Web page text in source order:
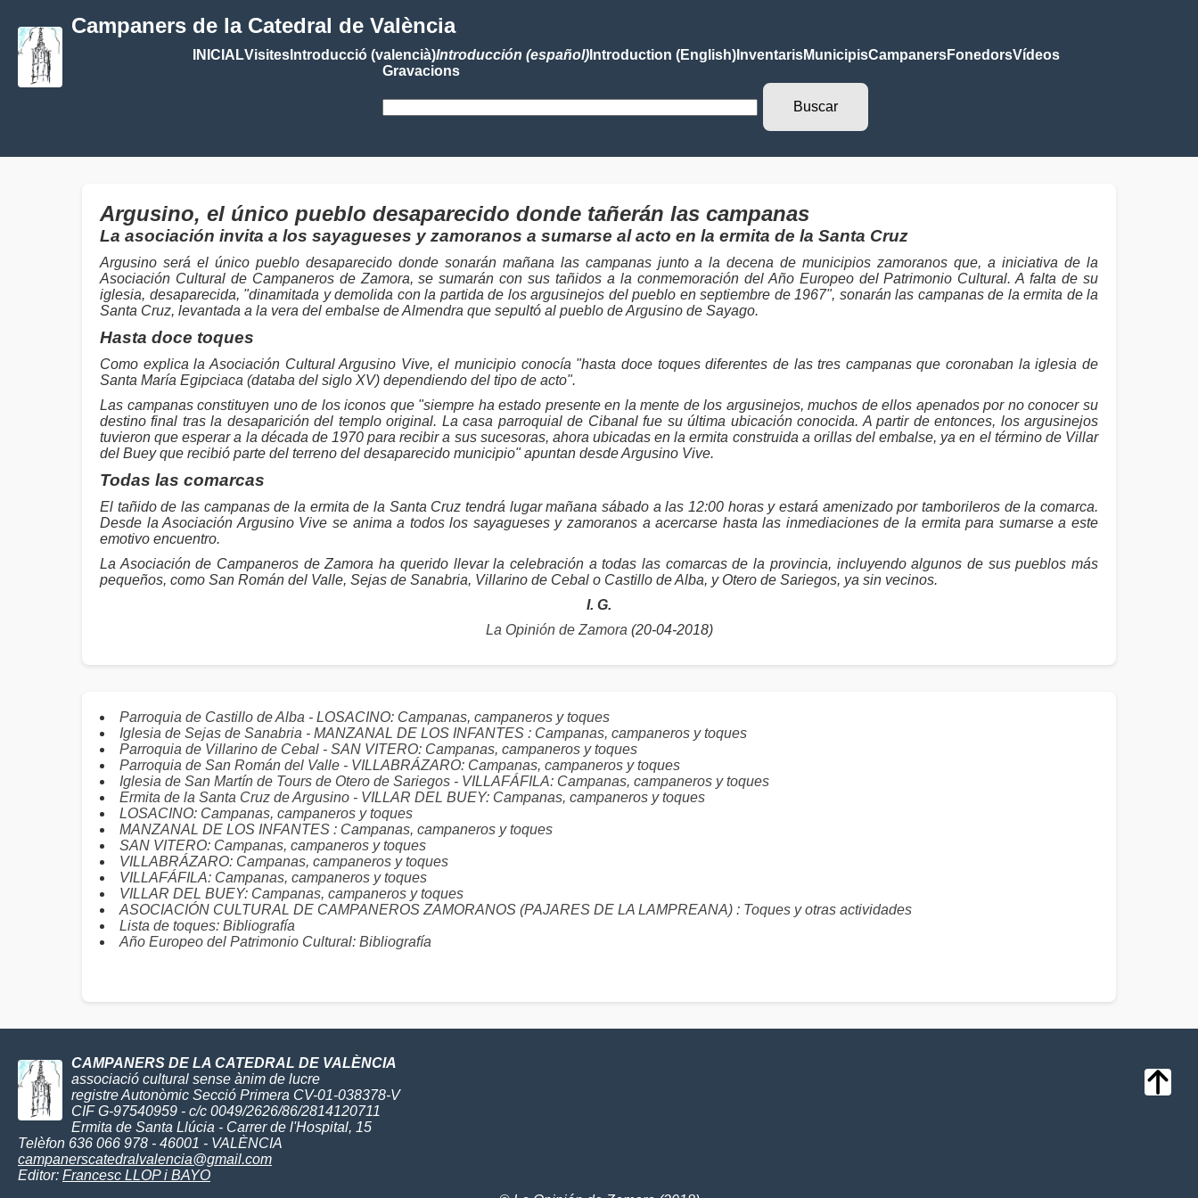
Campaners de la Catedral de València
INICIALVisitesIntroducció (valencià)Introducción (español)Introduction (English)InventarisMunicipisCampanersFonedorsVídeos
Gravacions
Argusino, el único pueblo desaparecido donde tañerán las campanas
La asociación invita a los sayagueses y zamoranos a sumarse al acto en la ermita de la Santa Cruz
Argusino será el único pueblo desaparecido donde sonarán mañana las campanas junto a la decena de municipios zamoranos que, a iniciativa de la
Asociación Cultural de Campaneros de Zamora, se sumarán con sus tañidos a la conmemoración del Año Europeo del Patrimonio Cultural. A falta de su
iglesia, desaparecida, "dinamitada y demolida con la partida de los argusinejos del pueblo en septiembre de 1967", sonarán las campanas de la ermita de la
Santa Cruz, levantada a la vera del embalse de Almendra que sepultó al pueblo de Argusino de Sayago.
Hasta doce toques
Como explica la Asociación Cultural Argusino Vive, el municipio conocía "hasta doce toques diferentes de las tres campanas que coronaban la iglesia de
Santa María Egipciaca (databa del siglo XV) dependiendo del tipo de acto".
Las campanas constituyen uno de los iconos que "siempre ha estado presente en la mente de los argusinejos, muchos de ellos apenados por no conocer su
destino final tras la desaparición del templo original. La casa parroquial de Cibanal fue su última ubicación conocida. A partir de entonces, los argusinejos
tuvieron que esperar a la década de 1970 para recibir a sus sucesoras, ahora ubicadas en la ermita construida a orillas del embalse, ya en el término de Villar
del Buey que recibió parte del terreno del desaparecido municipio" apuntan desde Argusino Vive.
Todas las comarcas
El tañido de las campanas de la ermita de la Santa Cruz tendrá lugar mañana sábado a las 12:00 horas y estará amenizado por tamborileros de la comarca.
Desde la Asociación Argusino Vive se anima a todos los sayagueses y zamoranos a acercarse hasta las inmediaciones de la ermita para sumarse a este
emotivo encuentro.
La Asociación de Campaneros de Zamora ha querido llevar la celebración a todas las comarcas de la provincia, incluyendo algunos de sus pueblos más
pequeños, como San Román del Valle, Sejas de Sanabria, Villarino de Cebal o Castillo de Alba, y Otero de Sariegos, ya sin vecinos.
I. G.
La Opinión de Zamora (20-04-2018)
Parroquia de Castillo de Alba - LOSACINO: Campanas, campaneros y toques
Iglesia de Sejas de Sanabria - MANZANAL DE LOS INFANTES : Campanas, campaneros y toques
Parroquia de Villarino de Cebal - SAN VITERO: Campanas, campaneros y toques
Parroquia de San Román del Valle - VILLABRÁZARO: Campanas, campaneros y toques
Iglesia de San Martín de Tours de Otero de Sariegos - VILLAFÁFILA: Campanas, campaneros y toques
Ermita de la Santa Cruz de Argusino - VILLAR DEL BUEY: Campanas, campaneros y toques
LOSACINO: Campanas, campaneros y toques
MANZANAL DE LOS INFANTES : Campanas, campaneros y toques
SAN VITERO: Campanas, campaneros y toques
VILLABRÁZARO: Campanas, campaneros y toques
VILLAFÁFILA: Campanas, campaneros y toques
VILLAR DEL BUEY: Campanas, campaneros y toques
ASOCIACIÓN CULTURAL DE CAMPANEROS ZAMORANOS (PAJARES DE LA LAMPREANA) : Toques y otras actividades
Lista de toques: Bibliografía
Año Europeo del Patrimonio Cultural: Bibliografía
CAMPANERS DE LA CATEDRAL DE VALÈNCIA
associació cultural sense ànim de lucre
registre Autonòmic Secció Primera CV-01-038378-V
CIF G-97540959 - c/c 0049/2626/86/2814120711
Ermita de Santa Llúcia - Carrer de l'Hospital, 15
Telèfon 636 066 978 - 46001 - VALÈNCIA
campanerscatedralvalencia@gmail.com
Editor: Francesc LLOP i BAYO